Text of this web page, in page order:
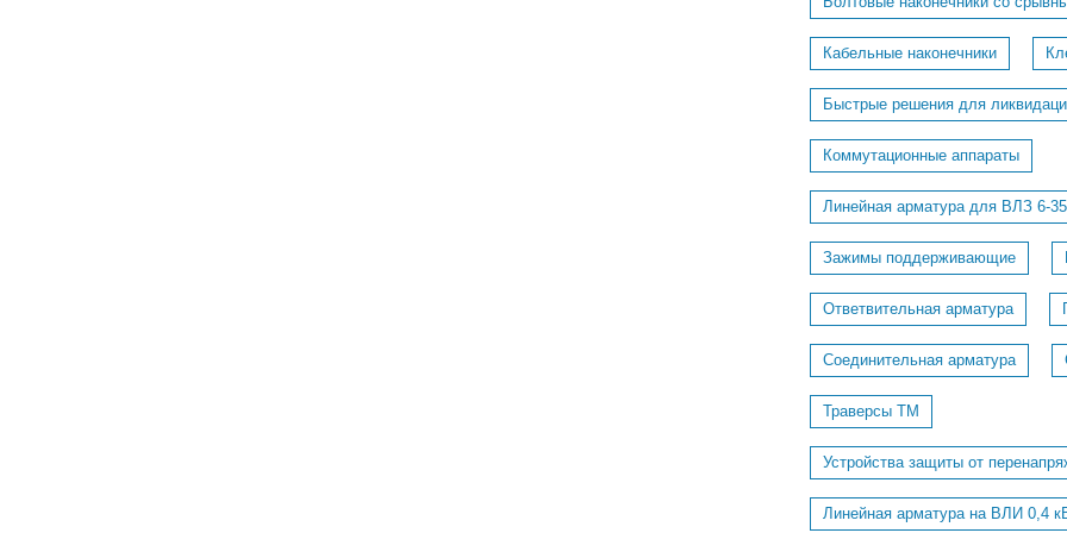
Кабельные наконечники
Быстрые решения для
Коммутационные аппараты
Линейная арматура для ВЛЗ 6-
Зажимы поддерживающие
Ответвительная арматура
Соединительная арматура
Траверсы ТМ
Устройства защиты от
Линейная арматура на ВЛИ 0,4